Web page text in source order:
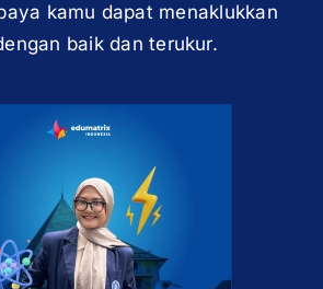
kamu dapat menaklukkan
baik dan terukur.